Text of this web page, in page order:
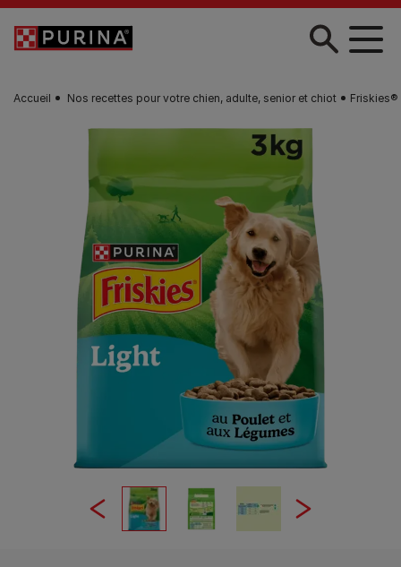
Skip to main content
Accueil Nos recettes pour votre chien, adulte, senior et chiot Friskies®